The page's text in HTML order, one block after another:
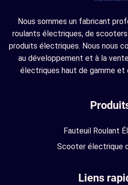
Nous sommes un fabricant
roulants électriques, de
produits électriques. Nous nous
au développement et à la
électriques haut de gamme et
Fauteuil Roulant
Scooter électrique
Liens